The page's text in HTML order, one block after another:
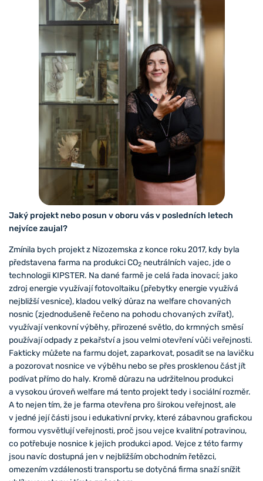
Jaký projekt nebo posun v oboru vás v posledních letech
nejvíce zaujal?
Zmínila bych projekt z Nizozemska z konce roku 2017, kdy byla
představena farma na produkci CO2 neutrálních vajec, jde o
technologii KIPSTER. Na dané farmě je celá řada inovací; jako
zdroj energie využívají fotovoltaiku (přebytky energie využívá
nejbližší vesnice), kladou velký důraz na welfare chovaných
nosnic (zjednodušeně řečeno na pohodu chovaných zvířat),
využívají venkovní výběhy, přirozené světlo, do krmných směsí
používají odpady z pekařství a jsou velmi otevření vůči veřejnosti.
Fakticky můžete na farmu dojet, zaparkovat, posadit se na lavičku
a pozorovat nosnice ve výběhu nebo se přes prosklenou část jít
podívat přímo do haly. Kromě důrazu na udržitelnou produkci
a vysokou úroveň welfare má tento projekt tedy i sociální rozměr.
A to nejen tím, že je farma otevřena pro širokou veřejnost, ale
v jedné její části jsou i edukativní prvky, které zábavnou grafickou
formou vysvětlují veřejnosti, proč jsou vejce kvalitní potravinou,
co potřebuje nosnice k jejich produkci apod. Vejce z této farmy
jsou navíc dostupná jen v nejbližším obchodním řetězci,
omezením vzdálenosti transportu se dotyčná firma snaží snížit